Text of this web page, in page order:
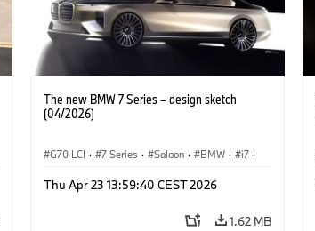
The new BMW 7 Series – design sketch
(04/2026)
G70 LCI · 7 Series · Saloon · BMW · i7 ·
Thu Apr 23 13:59:40 CEST 2026
1.62 MB